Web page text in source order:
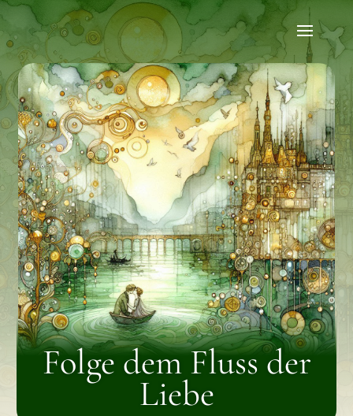
Folge dem Fluss der
Liebe